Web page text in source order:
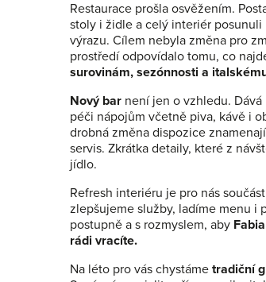
Restaurace prošla osvěžením.
stoly i židle a celý interiér
výrazu. Cílem nebyla změna pro
prostředí odpovídalo tomu, co
surovinám, sezónnosti a
Nový bar není jen o vzhledu.
péči nápojům včetně piva, kávě i
drobná změna dispozice
servis. Zkrátka detaily, které z
jídlo.
Refresh interiéru je pro nás
zlepšujeme služby, ladíme menu i
postupně a s rozmyslem, aby
rádi vracíte.
Na léto pro vás chystáme tradiční